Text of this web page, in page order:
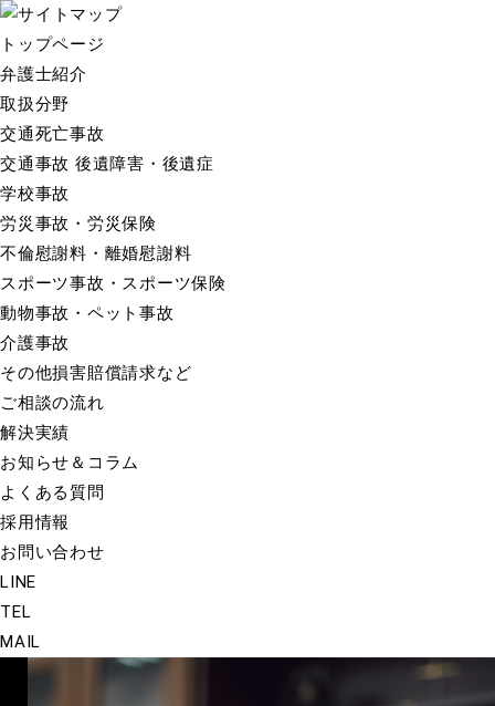
トップページ
弁護士紹介
取扱分野
交通死亡事故
交通事故 後遺障害・後遺症
学校事故
労災事故・労災保険
不倫慰謝料・離婚慰謝料
スポーツ事故・スポーツ保険
動物事故・ペット事故
介護事故
その他損害賠償請求など
ご相談の流れ
解決実績
お知らせ＆コラム
よくある質問
採用情報
お問い合わせ
LINE
TEL
MAIL